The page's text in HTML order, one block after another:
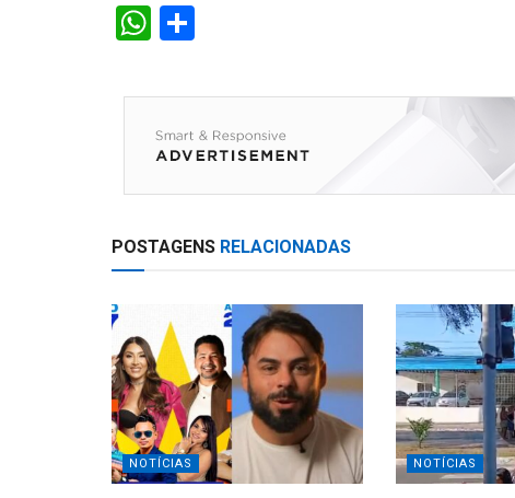
W
at
s
A
p
p
ar
e
POSTAGENS RELACIONADAS
NOTÍCIAS NOTÍCIAS